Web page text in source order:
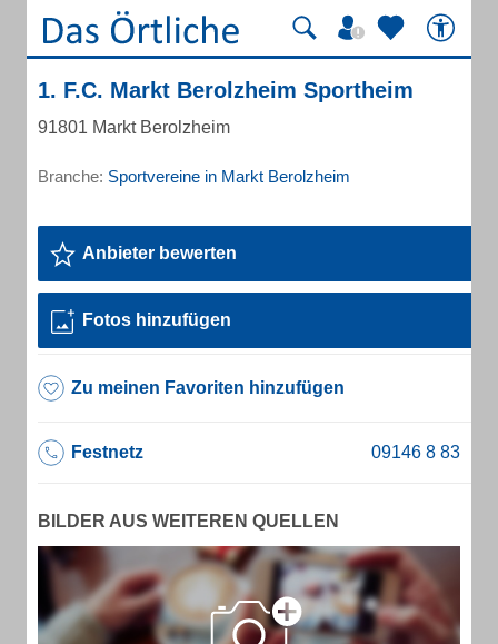
1. F.C. Markt Berolzheim Sportheim
91801 Markt Berolzheim
Branche: Sportvereine in Markt Berolzheim
Anbieter bewerten
Fotos hinzufügen
Zu meinen Favoriten hinzufügen
Festnetz
BILDER AUS WEITEREN QUELLEN